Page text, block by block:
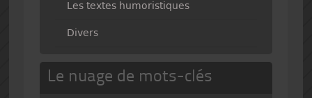
Les textes humoristiques
Divers
Le nuage de mots-clés